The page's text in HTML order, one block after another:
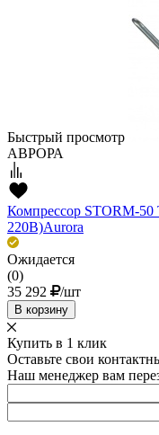
Быстрый просмотр
АВРОРА
Компрессор STORM-
220В)Aurora
Ожидается
(0)
35 292
/шт
В корзину
Купить в 1 клик
Оставьте свои
Наш менеджер вам